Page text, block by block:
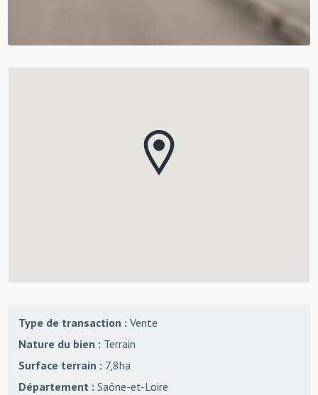
Type de transaction : Vente
Nature du bien : Terrain
Surface terrain : 7,8ha
Département : Saône-et-Loire